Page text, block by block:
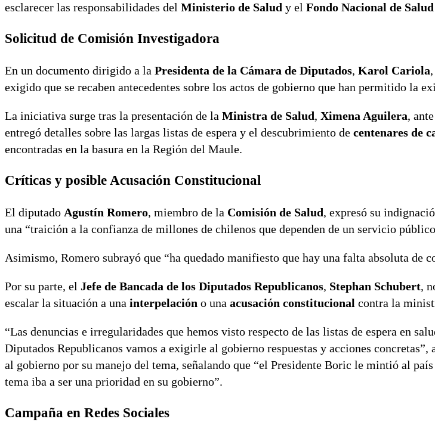
esclarecer las responsabilidades del Ministerio de Salud y el Fondo Nacional de Salud
Solicitud de Comisión Investigadora
En un documento dirigido a la Presidenta de la Cámara de Diputados, Karol Cariola
exigido que se recaben antecedentes sobre los actos de gobierno que han permitido la
La iniciativa surge tras la presentación de la Ministra de Salud, Ximena Aguilera,
entregó detalles sobre las largas listas de espera y el descubrimiento de centenares de
encontradas en la basura en la Región del Maule.
Críticas y posible Acusación Constitucional
El diputado Agustín Romero, miembro de la Comisión de Salud, expresó su
una “traición a la confianza de millones de chilenos que dependen de un servicio
Asimismo, Romero subrayó que “ha quedado manifiesto que hay una falta absoluta de
Por su parte, el Jefe de Bancada de los Diputados Republicanos, Stephan Schubert,
escalar la situación a una interpelación o una acusación constitucional contra la
“Las denuncias e irregularidades que hemos visto respecto de las listas de espera en
Diputados Republicanos vamos a exigirle al gobierno respuestas y acciones
al gobierno por su manejo del tema, señalando que “el Presidente Boric le mintió al
tema iba a ser una prioridad en su gobierno”.
Campaña en Redes Sociales